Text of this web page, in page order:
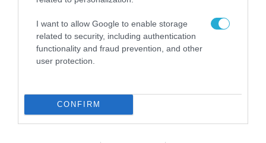
I want to allow Google to enable storage
related to security, including authentication
functionality and fraud prevention, and other
user protection.
CONFIRM
06.08.2026 | 14:02
«Επιχείρηση ελεύθερα πεζοδρόμια» στην
Αθήνα: Απομακρύνθηκαν παράνομα
αντικείμενα από κοινόχρηστους χώρους